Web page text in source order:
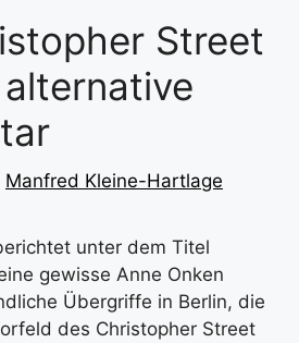
Street
Manfred Kleine-Hartlage
unter dem Titel
gewisse Anne Onken
Übergriffe in Berlin, die
des Christopher Street